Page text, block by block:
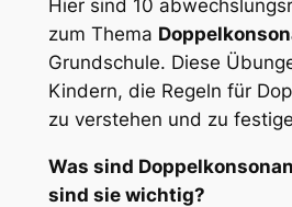
Hier sind 10
zum Thema
Grundschule. Diese
Kindern, die Regeln für
zu verstehen und zu
Was sind
sind sie wichtig?